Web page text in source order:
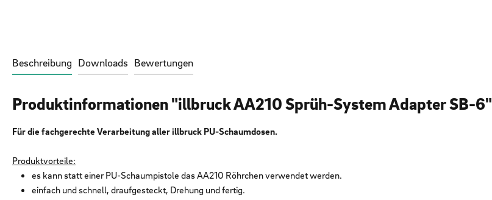
Beschreibung Downloads Bewertungen
Produktinformationen "illbruck AA210 Sprüh-System Adapter SB-6"
Für die fachgerechte Verarbeitung aller illbruck PU-Schaumdosen.
Produktvorteile:
es kann statt einer PU-Schaumpistole das AA210 Röhrchen verwendet werden.
einfach und schnell, draufgesteckt, Drehung und fertig.